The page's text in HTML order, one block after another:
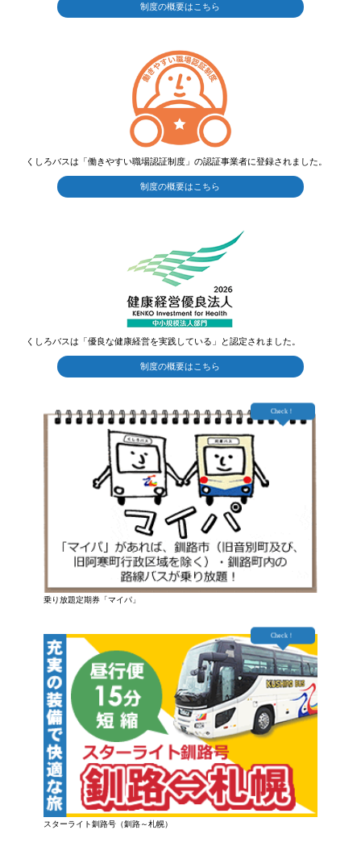
制度の概要はこちら
くしろバスは「働きやすい職場認証制度」の認証事業者に登録されました。
制度の概要はこちら
くしろバスは「優良な健康経営を実践している」と認定されました。
制度の概要はこちら
Check！
乗り放題定期券「マイパ」
Check！
スターライト釧路号（釧路～札幌）